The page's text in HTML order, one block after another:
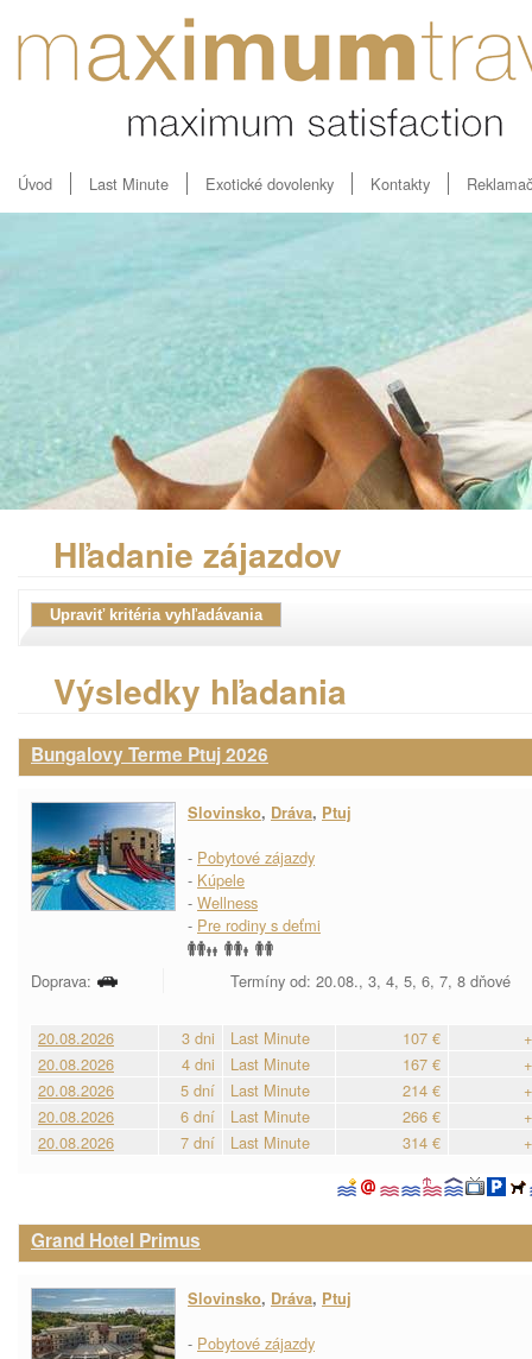
Úvod Last Minute Exotické dovolenky Kontakty
Hľadanie zájazdov
Výsledky hľadania
Bungalovy Terme Ptuj 2026
Slovinsko, Dráva, Ptuj
- Pobytové zájazdy
- Kúpele
- Wellness
- Pre rodiny s deťmi
Doprava: Termíny od: 20.08., 3, 4, 5, 6, 7, 8 dňové
20.08.2026 3 dni Last Minute 107 €
20.08.2026
4 dni Last Minute 167 €
20.08.2026
5 dní Last Minute 214 €
20.08.2026
6 dní Last Minute 266 €
20.08.2026
7 dní Last Minute 314 €
Grand Hotel Primus
Slovinsko, Dráva, Ptuj
- Pobytové zájazdy